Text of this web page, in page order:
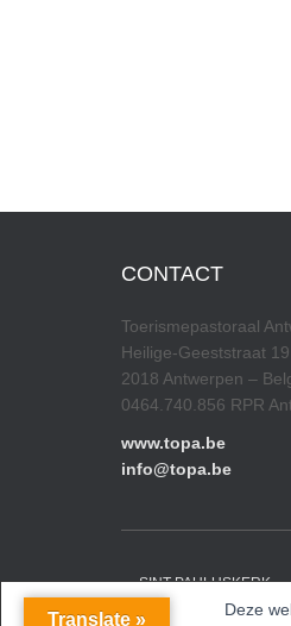
CONTACT
Toerismepastoraal
Heilige-Geeststraat 19
2018 Antwerpen –
0464.740.856 RPR
www.topa.be
info@topa.be
SINT-PAULUSKERK
Translate » Deze